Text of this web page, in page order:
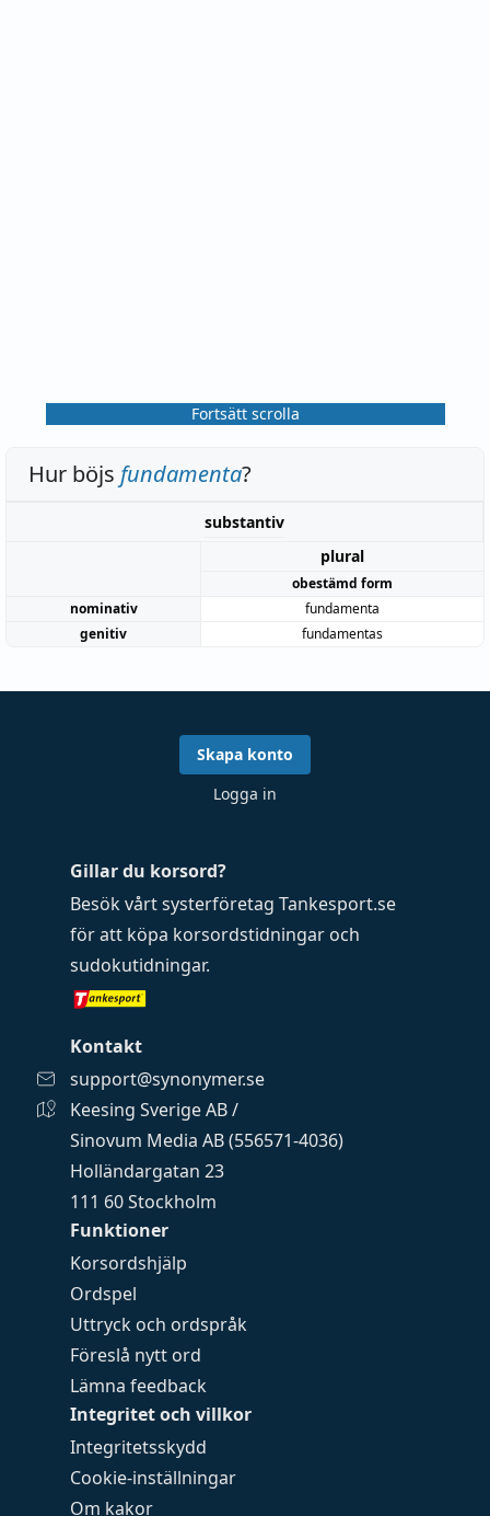
Fortsätt scrolla
Hur böjs fundamenta?
substantiv
plural
obestämd form
nominativ
fundamenta
genitiv
fundamentas
Funktioner
Korsordshjälp
Ordspel
Uttryck och ordspråk
Föreslå nytt ord
Lämna feedback
Integritet och villkor
Integritetsskydd
Cookie-inställningar
Om kakor
Gillar du korsord?
Besök vårt systerföretag Tankesport.se
för att köpa korsordstidningar och
sudokutidningar.
Kontakt
support@synonymer.se
Keesing Sverige AB /
Sinovum Media AB (556571-4036)
Holländargatan 23
111 60 Stockholm
Skapa konto
Logga in